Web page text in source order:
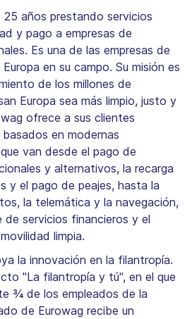
25 años prestando servicios
y pago a empresas de
Es una de las empresas de
en su campo. Su misión es
de los millones de
Europa sea más limpio, justo y
ofrece a sus clientes
en modernas
van desde el pago de
y alternativos, la recarga
y el pago de peajes, hasta la
la telemática y la navegación,
de servicios financieros y el
limpia.
la innovación en la filantropía.
"La filantropía y tú", en el que
¾ de los empleados de la
de Eurowag recibe un